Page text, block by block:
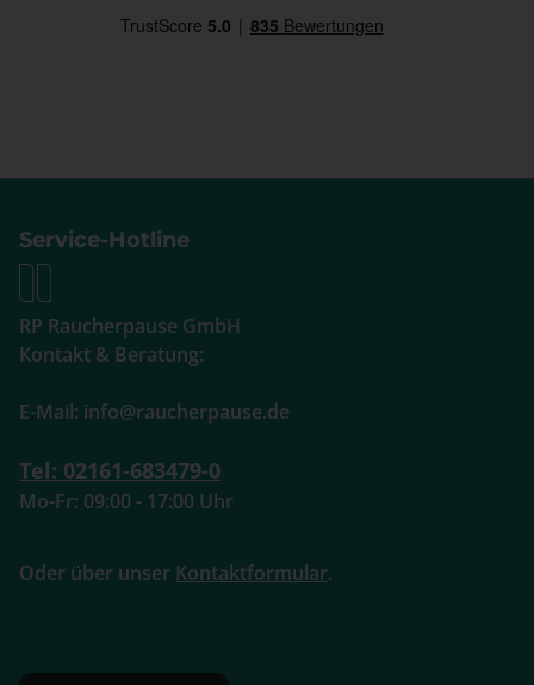
Service-Hotline
RP Raucherpause GmbH
Kontakt & Beratung:
E-Mail: info@raucherpause.de
Tel: 02161-683479-0
Mo-Fr: 09:00 - 17:00 Uhr
Oder über unser Kontaktformular.